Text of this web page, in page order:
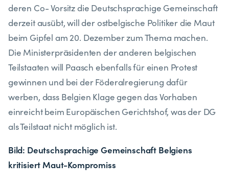
deren Co- Vorsitz die Deutschsprachige Gemeinschaft
derzeit ausübt, will der ostbelgische Politiker die Maut
beim Gipfel am 20. Dezember zum Thema machen.
Die Ministerpräsidenten der anderen belgischen
Teilstaaten will Paasch ebenfalls für einen Protest
gewinnen und bei der Föderalregierung dafür
werben, dass Belgien Klage gegen das Vorhaben
einreicht beim Europäischen Gerichtshof, was der DG
als Teilstaat nicht möglich ist.
Bild: Deutschsprachige Gemeinschaft Belgiens
kritisiert Maut-Kompromiss